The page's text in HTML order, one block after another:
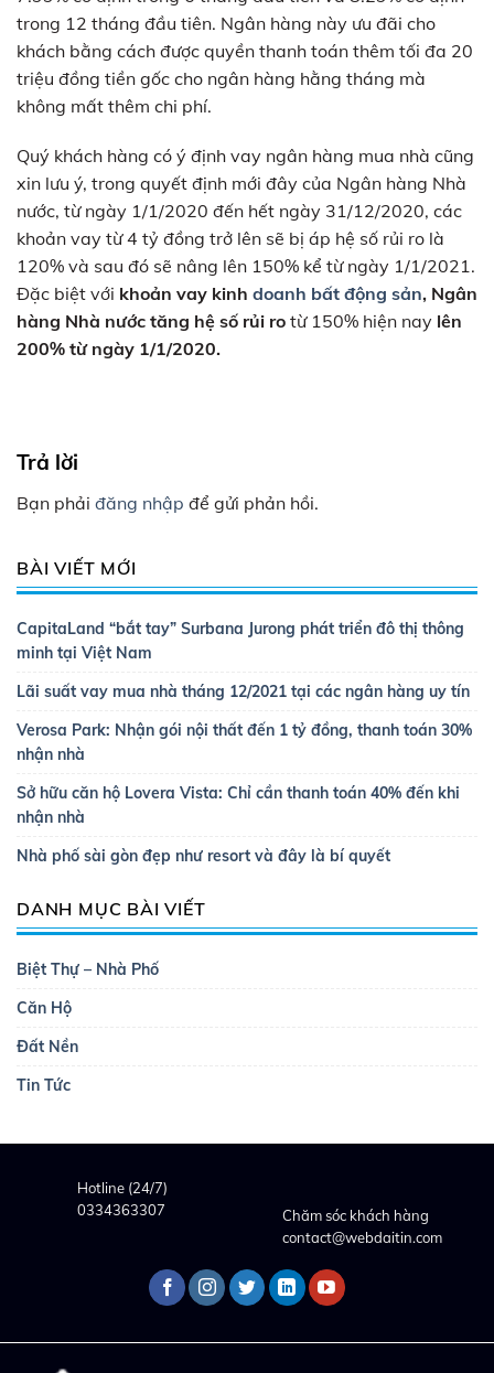
trong 12 tháng đầu tiên. Ngân hàng này ưu đãi cho
khách bằng cách được quyền thanh toán thêm tối đa 20
triệu đồng tiền gốc cho ngân hàng hằng tháng mà
không mất thêm chi phí.
Quý khách hàng có ý định vay ngân hàng mua nhà cũng
xin lưu ý, trong quyết định mới đây của Ngân hàng Nhà
nước, từ ngày 1/1/2020 đến hết ngày 31/12/2020, các
khoản vay từ 4 tỷ đồng trở lên sẽ bị áp hệ số rủi ro là
120% và sau đó sẽ nâng lên 150% kể từ ngày 1/1/2021.
Đặc biệt với khoản vay kinh doanh bất động sản, Ngân
hàng Nhà nước tăng hệ số rủi ro từ 150% hiện nay lên
200% từ ngày 1/1/2020.
Trả lời
Bạn phải đăng nhập để gửi phản hồi.
BÀI VIẾT MỚI
CapitaLand “bắt tay” Surbana Jurong phát triển đô thị thông
minh tại Việt Nam
Lãi suất vay mua nhà tháng 12/2021 tại các ngân hàng uy tín
Verosa Park: Nhận gói nội thất đến 1 tỷ đồng, thanh toán 30%
nhận nhà
Sở hữu căn hộ Lovera Vista: Chỉ cần thanh toán 40% đến khi
nhận nhà
Nhà phố sài gòn đẹp như resort và đây là bí quyết
DANH MỤC BÀI VIẾT
Biệt Thự – Nhà Phố
Căn Hộ
Đất Nền
Tin Tức
Hotline (24/7)
0334363307
Chăm sóc khách hàng
contact@webdaitin.com